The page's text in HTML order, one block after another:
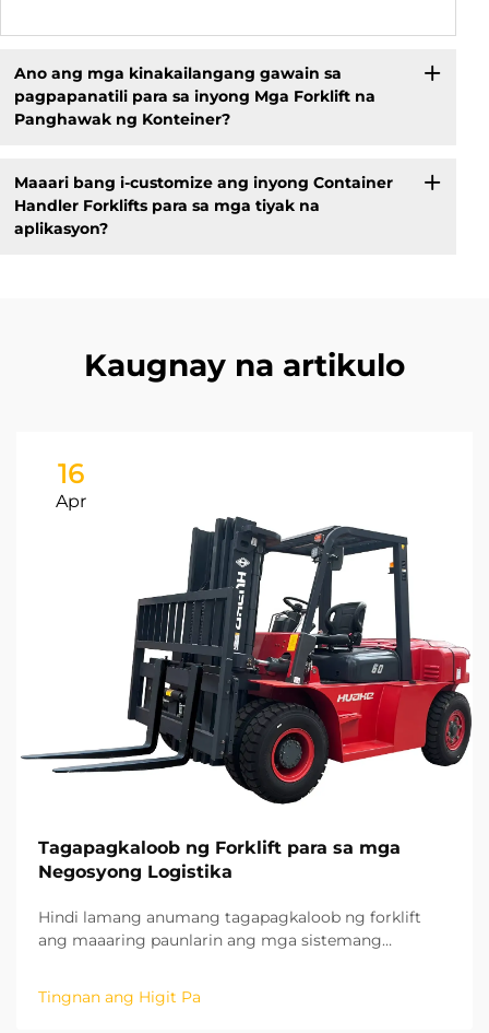
Ano ang mga kinakailangang gawain sa
pagpapanatili para sa inyong Mga Forklift na
Panghawak ng Konteiner?
Maaari bang i-customize ang inyong Container
Handler Forklifts para sa mga tiyak na
aplikasyon?
Kaugnay na artikulo
16
Apr
Tagapagkaloob ng Forklift para sa mga
Negosyong Logistika
Hindi lamang anumang tagapagkaloob ng forklift
ang maaaring paunlarin ang mga sistemang
tagapagkaloob na pumasok sa matagalang
estratehikong pakikipagtulungan. Batay sa aming
Tingnan ang Higit Pa